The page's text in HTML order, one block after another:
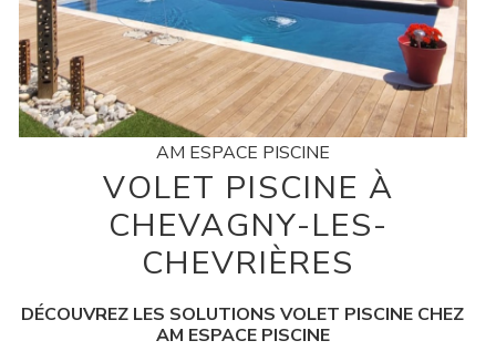
AM ESPACE PISCINE
VOLET PISCINE À
CHEVAGNY-LES-
CHEVRIÈRES
DÉCOUVREZ LES SOLUTIONS VOLET PISCINE CHEZ
AM ESPACE PISCINE